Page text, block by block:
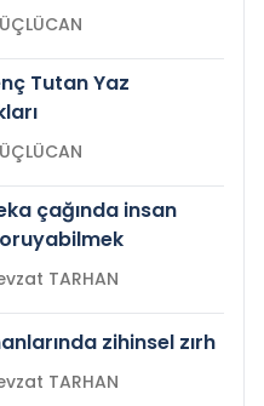
GÜÇLÜCAN
Tutan Yaz
GÜÇLÜCAN
çağında insan
Prof.Dr. Nevzat TARHAN
zihinsel zırh
Prof.Dr. Nevzat TARHAN